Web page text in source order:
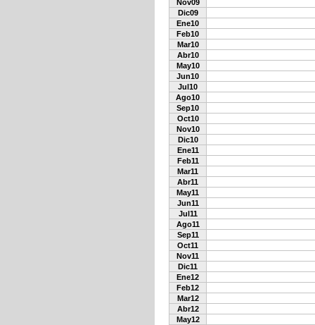
Nov09
Dic09
Ene10
Feb10
Mar10
Abr10
May10
Jun10
Jul10
Ago10
Sep10
Oct10
Nov10
Dic10
Ene11
Feb11
Mar11
Abr11
May11
Jun11
Jul11
Ago11
Sep11
Oct11
Nov11
Dic11
Ene12
Feb12
Mar12
Abr12
May12